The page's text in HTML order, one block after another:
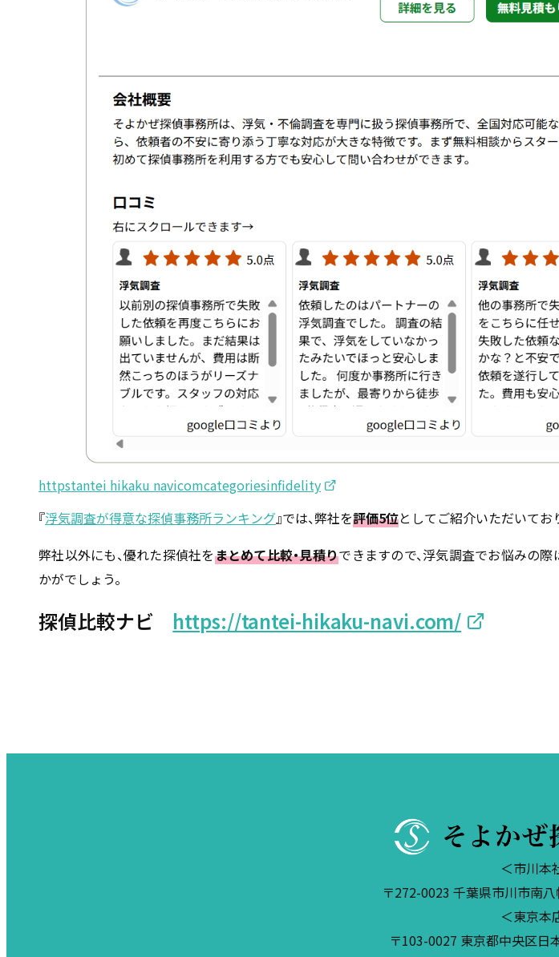
httpstantei hikaku navicomcategoriesinfidelity
『浮気調査が得意な探偵事務所ランキング』では、弊社を評価5位としてご紹介いただいてお
弊社以外にも、優れた探偵社をまとめて比較・見積りできますので、浮気調査でお悩みの
かがでしょう。
探偵比較ナビ https://tantei-hikaku-navi.com/
＜市川本
〒272-0023 千葉県市川市南
＜東京本
〒103-0027 東京都中央区日